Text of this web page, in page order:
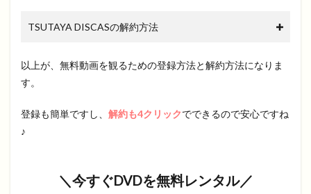
TSUTAYA DISCASの解約方法
以上が、無料動画を観るための登録方法と解約方法になりま
す。
登録も簡単ですし、 解約も4クリックでできるので安心ですね
♪
＼今すぐDVDを無料レンタル／